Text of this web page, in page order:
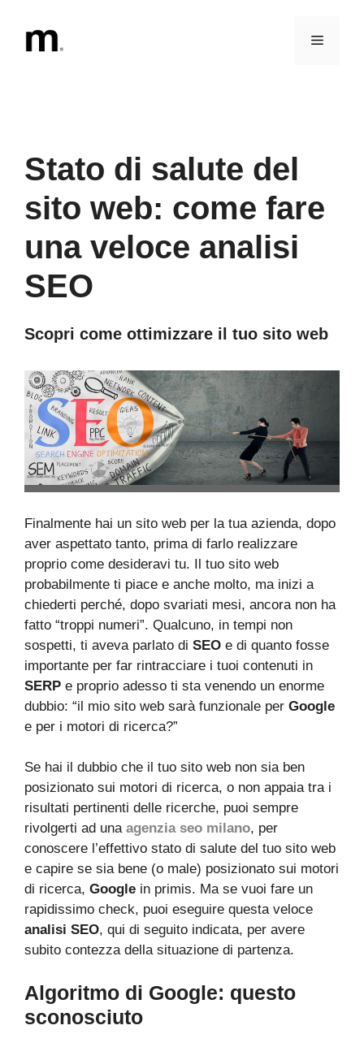
contenuto
Menu
Stato di salute del
sito web: come fare
una veloce analisi
SEO
Scopri come ottimizzare il tuo sito web
Finalmente hai un sito web per la tua azienda, dopo
aver aspettato tanto, prima di farlo realizzare
proprio come desideravi tu. Il tuo sito web
probabilmente ti piace e anche molto, ma inizi a
chiederti perché, dopo svariati mesi, ancora non ha
fatto “troppi numeri”. Qualcuno, in tempi non
sospetti, ti aveva parlato di SEO e di quanto fosse
importante per far rintracciare i tuoi contenuti in
SERP e proprio adesso ti sta venendo un enorme
dubbio: “il mio sito web sarà funzionale per Google
e per i motori di ricerca?”
Se hai il dubbio che il tuo sito web non sia ben
posizionato sui motori di ricerca, o non appaia tra i
risultati pertinenti delle ricerche, puoi sempre
rivolgerti ad una agenzia seo milano, per
conoscere l’effettivo stato di salute del tuo sito web
e capire se sia bene (o male) posizionato sui motori
di ricerca, Google in primis. Ma se vuoi fare un
rapidissimo check, puoi eseguire questa veloce
analisi SEO, qui di seguito indicata, per avere
subito contezza della situazione di partenza.
Algoritmo di Google: questo
sconosciuto